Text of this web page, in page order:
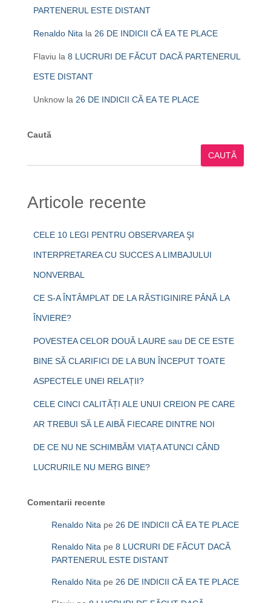
PARTENERUL ESTE DISTANT
Renaldo Nita la 26 DE INDICII CĂ EA TE PLACE
Flaviu la 8 LUCRURI DE FĂCUT DACĂ PARTENERUL
ESTE DISTANT
Unknow la 26 DE INDICII CĂ EA TE PLACE
Caută
CAUTĂ
Articole recente
CELE 10 LEGI PENTRU OBSERVAREA ŞI
INTERPRETAREA CU SUCCES A LIMBAJULUI
NONVERBAL
CE S-A ÎNTÂMPLAT DE LA RĂSTIGINIRE PÂNĂ LA
ÎNVIERE?
POVESTEA CELOR DOUĂ LAURE sau DE CE ESTE
BINE SĂ CLARIFICI DE LA BUN ÎNCEPUT TOATE
ASPECTELE UNEI RELAȚII?
CELE CINCI CALITĂȚI ALE UNUI CREION PE CARE
AR TREBUI SĂ LE AIBĂ FIECARE DINTRE NOI
DE CE NU NE SCHIMBĂM VIAȚA ATUNCI CÂND
LUCRURILE NU MERG BINE?
Comentarii recente
Renaldo Nita pe 26 DE INDICII CĂ EA TE PLACE
Renaldo Nita pe 8 LUCRURI DE FĂCUT DACĂ
PARTENERUL ESTE DISTANT
Renaldo Nita pe 26 DE INDICII CĂ EA TE PLACE